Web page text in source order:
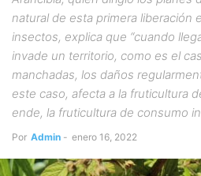
natural de esta primera liberación
insectos, explica que “cuando
invade un territorio, como es el
manchadas, los daños
este caso, afecta a la fruticultura
ende, la fruticultura de consumo
Por Admin - enero 16, 2022